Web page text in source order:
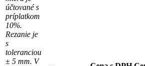
účtované s
príplatkom
10%.
Rezanie je
s
toleranciou
± 5 mm. V